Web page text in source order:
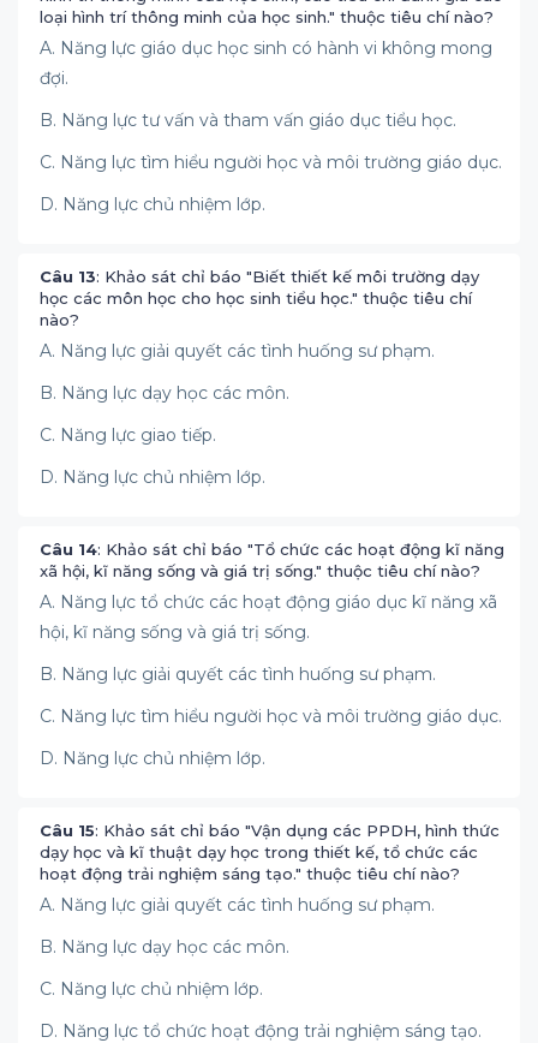
loại hình trí thông minh của học sinh." thuộc tiêu chí nào?
A. Năng lực giáo dục học sinh có hành vi không mong
đợi.
B. Năng lực tư vấn và tham vấn giáo dục tiểu học.
C. Năng lực tìm hiểu người học và môi trường giáo dục.
D. Năng lực chủ nhiệm lớp.
Câu 13: Khảo sát chỉ báo "Biết thiết kế môi trường dạy
học các môn học cho học sinh tiểu học." thuộc tiêu chí
nào?
A. Năng lực giải quyết các tình huống sư phạm.
B. Năng lực dạy học các môn.
C. Năng lực giao tiếp.
D. Năng lực chủ nhiệm lớp.
Câu 14: Khảo sát chỉ báo "Tổ chức các hoạt động kĩ năng
xã hội, kĩ năng sống và giá trị sống." thuộc tiêu chí nào?
A. Năng lực tổ chức các hoạt động giáo dục kĩ năng xã
hội, kĩ năng sống và giá trị sống.
B. Năng lực giải quyết các tình huống sư phạm.
C. Năng lực tìm hiểu người học và môi trường giáo dục.
D. Năng lực chủ nhiệm lớp.
Câu 15: Khảo sát chỉ báo "Vận dụng các PPDH, hình thức
dạy học và kĩ thuật dạy học trong thiết kế, tổ chức các
hoạt động trải nghiệm sáng tạo." thuộc tiêu chí nào?
A. Năng lực giải quyết các tình huống sư phạm.
B. Năng lực dạy học các môn.
C. Năng lực chủ nhiệm lớp.
D. Năng lực tổ chức hoạt động trải nghiệm sáng tạo.